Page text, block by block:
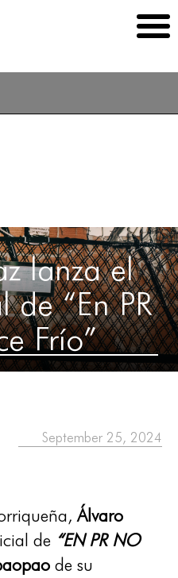
lanza el
“En PR
Frío”
September 25, 2024
Álvaro
de “EN PR NO
de su